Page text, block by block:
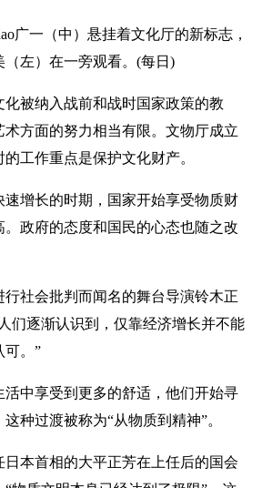
广一（中）悬挂着文化厅的新标志，
左）在一旁观看。(每日)
化被纳入战前和战时国家政策的教
术方面的努力相当有限。文物厅成立
工作重点是保护文化财产。
速增长的时期，国家开始享受物质财
。政府的态度和国民的心态也随之改
行社会批判而闻名的舞台导演铃木正
们逐渐认识到，仅靠经济增长并不能
可。”
活中享受到更多的舒适，他们开始寻
种过渡被称为“从物质到精神”。
日本首相的大平正芳在上任后的国会